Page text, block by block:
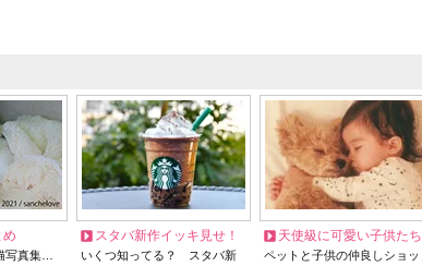
め
写真集…
スタバ新作イッキ見せ！
いくつ知ってる？ スタバ新
天使級に可愛い子供たち
ペットと子供の仲良しショッ